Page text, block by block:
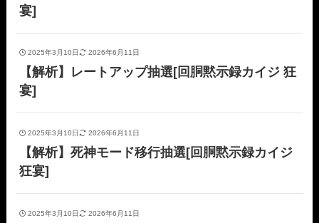
宴]
2025年3月10日 2026年6月11日
【解析】レートアップ抽選[回胴黙示録カイジ 狂
宴]
2025年3月10日 2026年6月11日
【解析】死神モード移行抽選[回胴黙示録カイジ
狂宴]
2025年3月10日 2026年6月11日